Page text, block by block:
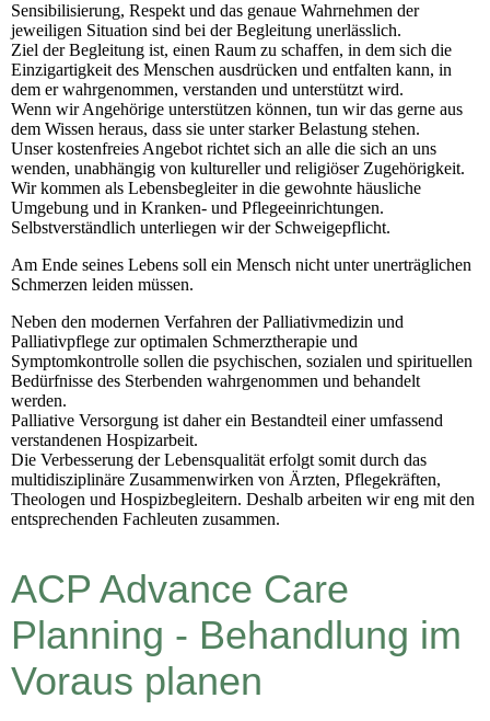
Sensibilisierung, Respekt und das genaue Wahrnehmen der
jeweiligen Situation sind bei der Begleitung unerlässlich.
Ziel der Begleitung ist, einen Raum zu schaffen, in dem sich die
Einzigartigkeit des Menschen ausdrücken und entfalten kann, in
dem er wahrgenommen, verstanden und unterstützt wird.
Wenn wir Angehörige unterstützen können, tun wir das gerne aus
dem Wissen heraus, dass sie unter starker Belastung stehen.
Unser kostenfreies Angebot richtet sich an alle die sich an uns
wenden, unabhängig von kultureller und religiöser Zugehörigkeit.
Wir kommen als Lebensbegleiter in die gewohnte häusliche
Umgebung und in Kranken- und Pflegeeinrichtungen.
Selbstverständlich unterliegen wir der Schweigepflicht.
Am Ende seines Lebens soll ein Mensch nicht unter unerträglichen
Schmerzen leiden müssen.
Neben den modernen Verfahren der Palliativmedizin und
Palliativpflege zur optimalen Schmerztherapie und
Symptomkontrolle sollen die psychischen, sozialen und spirituellen
Bedürfnisse des Sterbenden wahrgenommen und behandelt
werden.
Palliative Versorgung ist daher ein Bestandteil einer umfassend
verstandenen Hospizarbeit.
Die Verbesserung der Lebensqualität erfolgt somit durch das
multidisziplinäre Zusammenwirken von Ärzten, Pflegekräften,
Theologen und Hospizbegleitern. Deshalb arbeiten wir eng mit den
entsprechenden Fachleuten zusammen.
ACP Advance Care
Planning - Behandlung im
Voraus planen